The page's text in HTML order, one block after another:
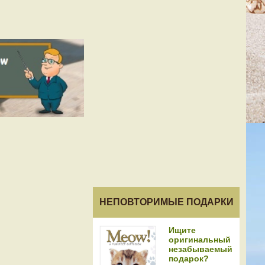
НЕПОВТОРИМЫЕ ПОДАРКИ
Ищите
оригинальный
незабываемый
подарок?